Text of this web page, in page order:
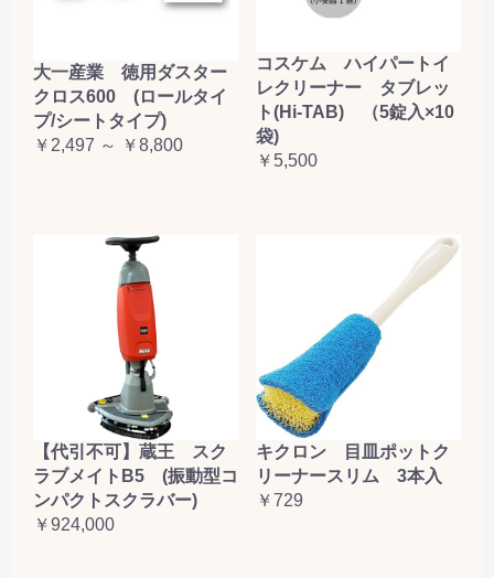
大一産業 徳用ダスター
クロス600 (ロールタイ
プ/シートタイプ)
￥2,497 ～ ￥8,800
コスケム ハイパートイ
レクリーナー タブレッ
ト(Hi-TAB) （5錠入×10
袋)
￥5,500
【代引不可】蔵王 スク
ラブメイトB5 (振動型コ
ンパクトスクラバー)
￥924,000
キクロン 目皿ポットク
リーナースリム 3本入
￥729